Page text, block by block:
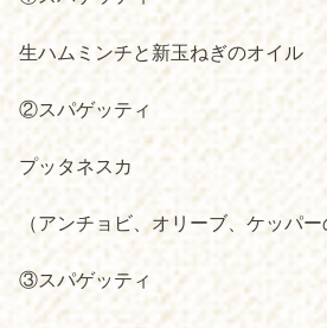
生ハムミンチと新玉ねぎのオイル
②スパゲッティ
プッタネスカ
（アンチョビ、オリーブ、ケッパー
③スパゲッティ